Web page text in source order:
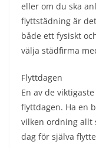
eller om du ska
flyttstädning är
både ett fysiskt
välja städfirma
Flyttdagen
En av de
flyttdagen. Ha en
vilken ordning allt
dag för själva